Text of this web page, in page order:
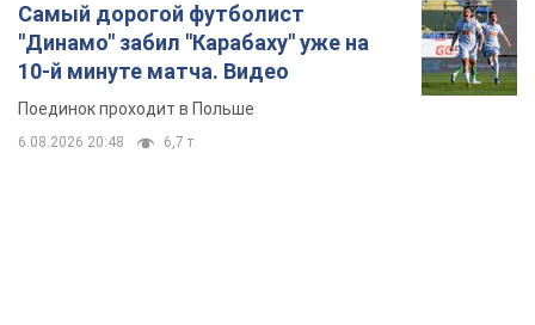
Самый дорогой футболист
"Динамо" забил "Карабаху" уже на
10-й минуте матча. Видео
Поединок проходит в Польше
6.08.2026 20:48 6,7 т.